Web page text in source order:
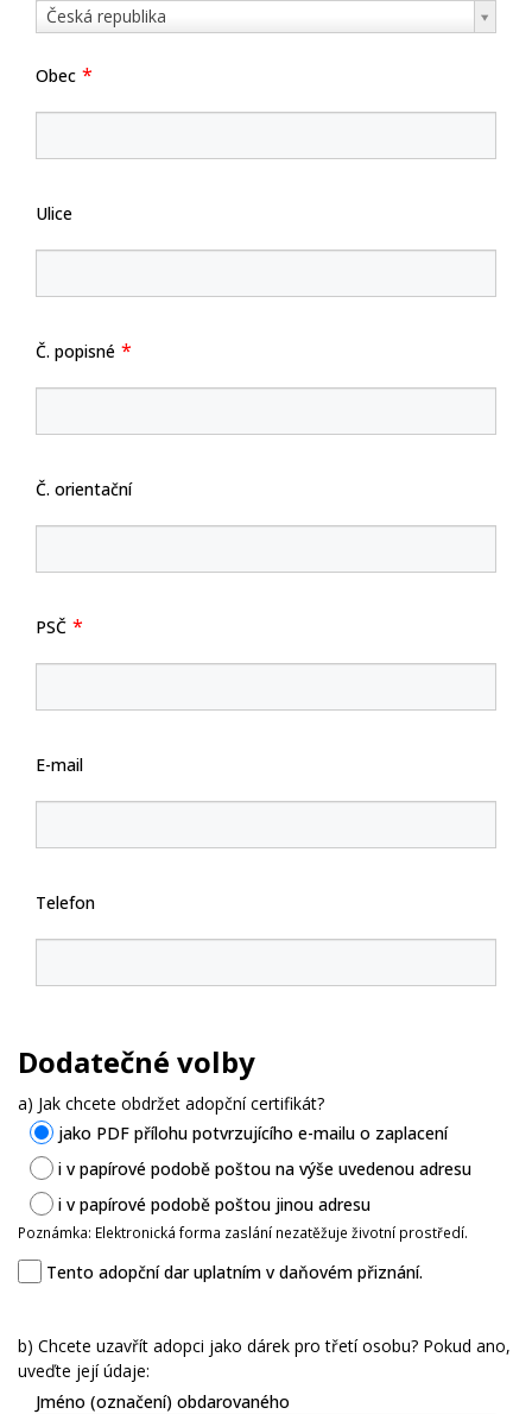
Česká republika
Země
Obec
Ulice
Č. popisné
Č. orientační
PSČ
E-mail
Telefon
Dodatečné volby
a) Jak chcete obdržet adopční certifikát?
jako PDF přílohu potvrzujícího e-mailu o zaplacení
i v papírové podobě poštou na výše uvedenou adresu
i v papírové podobě poštou jinou adresu
Poznámka: Elektronická forma zaslání nezatěžuje životní prostředí.
Tento adopční dar uplatním v daňovém přiznání.
b) Chcete uzavřít adopci jako dárek pro třetí osobu? Pokud ano,
uveďte její údaje:
Jméno (označení) obdarovaného